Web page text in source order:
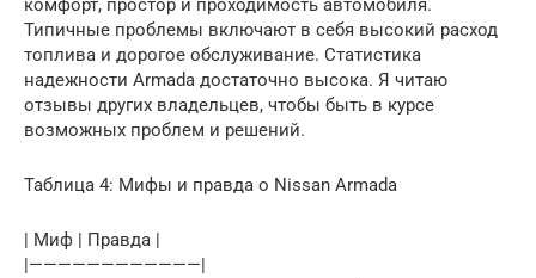
комфорт, простор и проходимость автомобиля.
Типичные проблемы включают в себя высокий расход
топлива и дорогое обслуживание. Статистика
надежности Armada достаточно высока. Я читаю
отзывы других владельцев, чтобы быть в курсе
возможных проблем и решений.
Таблица 4: Мифы и правда о Nissan Armada
| Миф | Правда |
|————————————|